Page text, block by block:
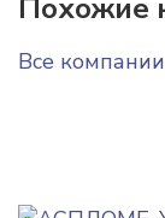
Похожие
Все компании